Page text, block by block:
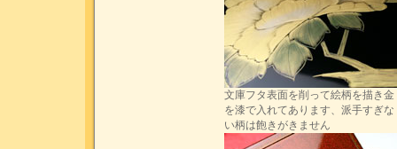
文庫フタ表面を削って絵柄を描き金
を漆で入れてあります、派手すぎな
い柄は飽きがきません